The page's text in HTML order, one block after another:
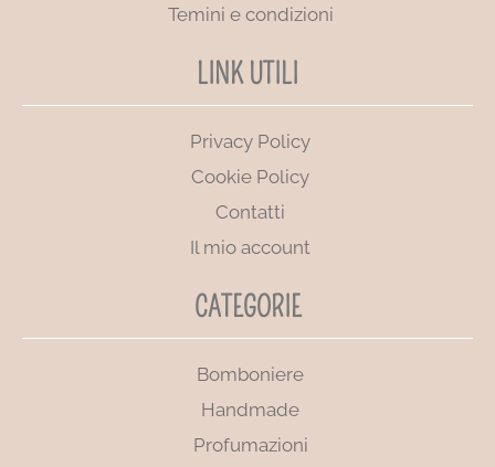
Temini e condizioni
LINK UTILI
Privacy Policy
Cookie Policy
Contatti
Il mio account
CATEGORIE
Bomboniere
Handmade
Profumazioni